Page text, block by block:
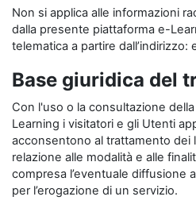
Non si applica alle informazioni
dalla presente piattaforma e-
telematica a partire dall’indirizzo:
Base giuridica del
Con l'uso o la consultazione
Learning i visitatori e gli Utenti
acconsentono al trattamento dei
relazione alle modalità e alle
compresa l’eventuale diffusione
per l’erogazione di un servizio.